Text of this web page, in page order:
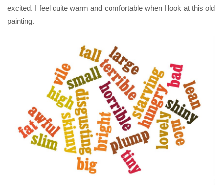
excited. I feel quite warm and comfortable when I look at this old
painting.